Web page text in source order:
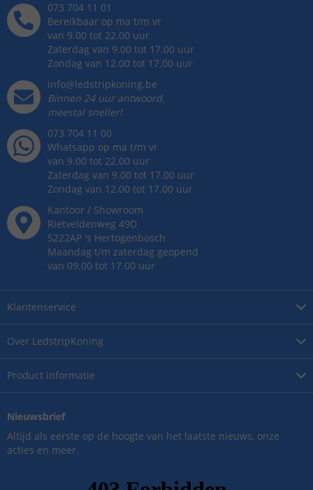
Over LedstripKoning
Product informatie
Klantenservice
073 704 11 01
Bereikbaar op ma t/m vr
van 9.00 tot 22.00 uur
Zaterdag van 9.00 tot 17.00 uur
Zondag van 12.00 tot 17.00 uur
info@ledstripkoning.be
Binnen 24 uur antwoord,
meestal sneller!
073 704 11 00
Whatsapp op ma t/m vr
van 9.00 tot 22.00 uur
Zaterdag van 9.00 tot 17.00 uur
Zondag van 12.00 tot 17.00 uur
Kantoor / Showroom
Rietveldenweg 49D
5222AP 's Hertogenbosch
Maandag t/m zaterdag geopend
van 09.00 tot 17.00 uur
Nieuwsbrief
Altijd als eerste op de hoogte van het laatste nieuws, onze
acties en meer.